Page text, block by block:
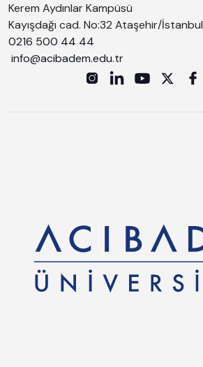
Kerem Aydınlar Kampüsü
Kayışdağı cad. No:32 Ataşehir/İstanbul
0216 500 44 44
info@acibadem.edu.tr